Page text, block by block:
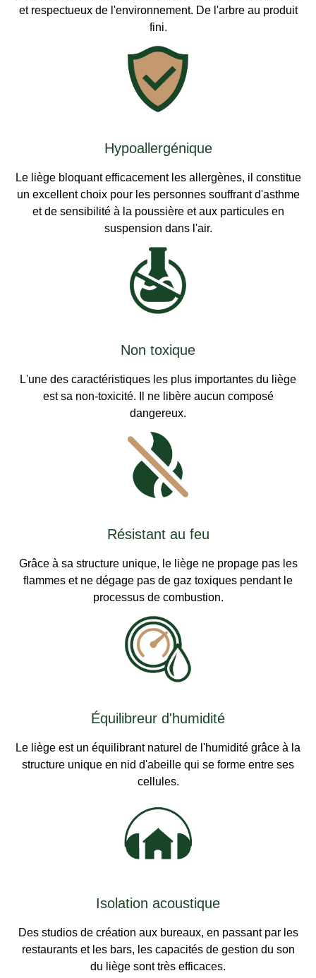
et respectueux de l'environnement. De l'arbre au produit
fini.
Hypoallergénique
Le liège bloquant efficacement les allergènes, il constitue
un excellent choix pour les personnes souffrant d'asthme
et de sensibilité à la poussière et aux particules en
suspension dans l'air.
Non toxique
L'une des caractéristiques les plus importantes du liège
est sa non-toxicité. Il ne libère aucun composé
dangereux.
Résistant au feu
Grâce à sa structure unique, le liège ne propage pas les
flammes et ne dégage pas de gaz toxiques pendant le
processus de combustion.
Équilibreur d'humidité
Le liège est un équilibrant naturel de l'humidité grâce à la
structure unique en nid d'abeille qui se forme entre ses
cellules.
Isolation acoustique
Des studios de création aux bureaux, en passant par les
restaurants et les bars, les capacités de gestion du son
du liège sont très efficaces.